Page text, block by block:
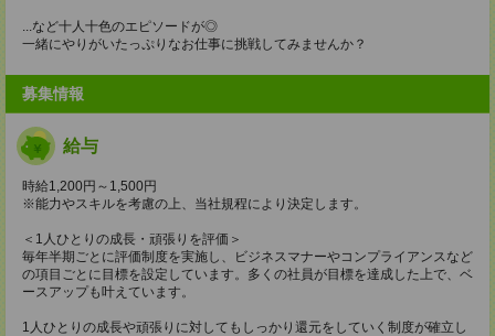
...など十人十色のエピソードが◎
一緒にやりがいたっぷりなお仕事に挑戦してみませんか？
募集情報
給与
時給1,200円～1,500円
※能力やスキルを考慮の上、当社規程により決定します。
＜1人ひとりの成長・頑張りを評価＞
毎年半期ごとに評価制度を実施し、ビジネスマナーやコンプライアンスなど
の項目ごとに目標を設定しています。多くの社員が目標を達成した上で、ベ
ースアップも叶えています。
1人ひとりの成長や頑張りに対してもしっかり還元をしていく制度が確立し